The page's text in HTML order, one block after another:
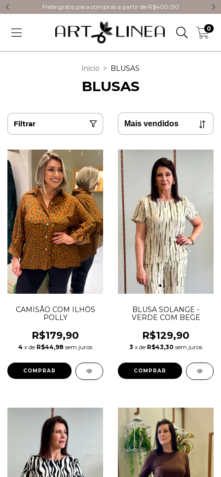
Frete grátis para compras a partir de R$400,00
0
Início > BLUSAS
BLUSAS
Filtrar
CAMISÃO COM ILHÓS
POLLY
R$179,90
4 x de R$44,98 sem juros
COMPRAR
BLUSA SOLANGE -
VERDE COM BEGE
R$129,90
3 x de R$43,30 sem juros
COMPRAR